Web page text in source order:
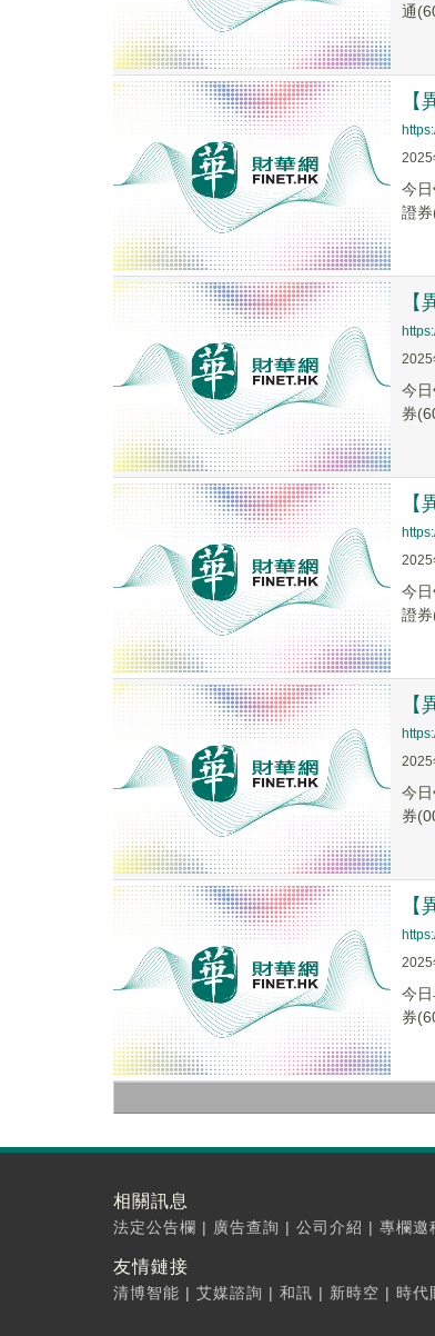
通
2025
今
證券
2025
今
券
2025
今
證券
2025
今
券
2025
今
券
相關訊息
法定公告欄 | 廣告查詢 | 公司介紹 | 專欄邀
友情鏈接
清博智能 | 艾媒諮詢 | 和訊 | 新時空 | 時代